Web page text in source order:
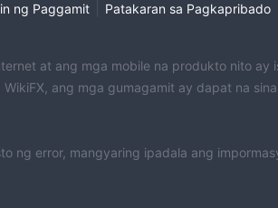
ng Paggamit Patakaran sa Pagkapribado
at ang mga mobile na produkto nito
ang mga gumagamit ay dapat na
ng error, mangyaring ipadala ang